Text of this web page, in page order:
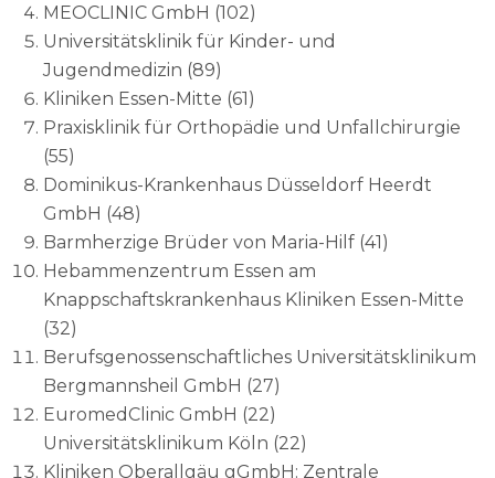
MEOCLINIC GmbH (102)
Universitätsklinik für Kinder- und
Jugendmedizin (89)
Kliniken Essen-Mitte (61)
Praxisklinik für Orthopädie und Unfallchirurgie
(55)
Dominikus-Krankenhaus Düsseldorf Heerdt
GmbH (48)
Barmherzige Brüder von Maria-Hilf (41)
Hebammenzentrum Essen am
Knappschaftskrankenhaus Kliniken Essen-Mitte
(32)
Berufsgenossenschaftliches Universitätsklinikum
Bergmannsheil GmbH (27)
EuromedClinic GmbH (22)
Universitätsklinikum Köln (22)
Kliniken Oberallgäu gGmbH: Zentrale